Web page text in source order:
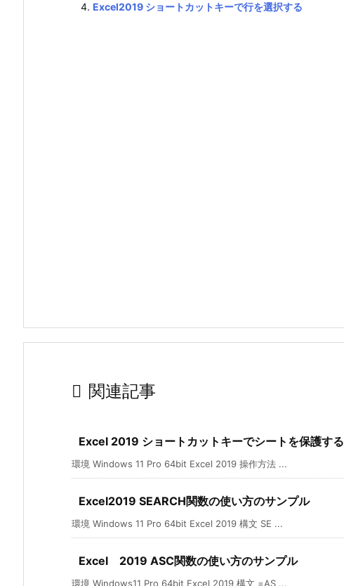
Excel2019 ショートカットキーで行を選択する
 関連記事
Excel 2019 ショートカットキーでシートを保護する
環境 Windows 11 Pro 64bit Excel 2019 操作方法 ...
Excel2019 SEARCH関数の使い方のサンプル
環境 Windows 11 Pro 64bit Excel 2019 構文 SE ...
Excel 2019 ASC関数の使い方のサンプル
環境 Windows11 Pro 64bit Excel 2019 構文 =AS ...